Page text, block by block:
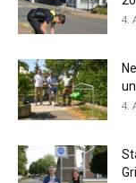
4.
4.